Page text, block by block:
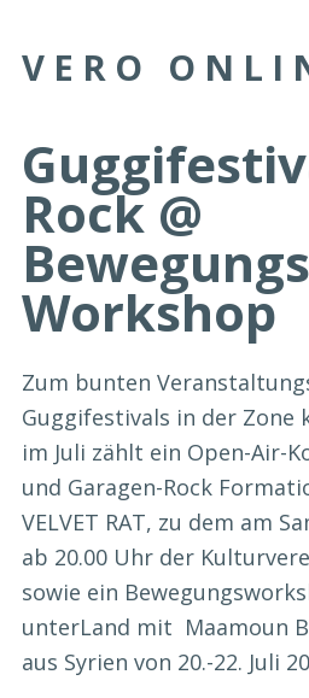
VERO
Rock @
Workshop
Zum bunten
Guggifestivals in der Zone
im Juli zählt ein Open-Air-
und Garagen-Rock
VELVET RAT, zu dem am
ab 20.00 Uhr der
sowie ein
unterLand mit Maamoun
aus Syrien von 20.-22. Juli